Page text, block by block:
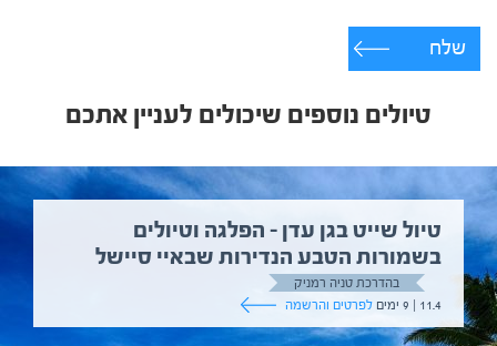
שלח
טיולים נוספים שיכולים לעניין אתכם
טיול שייט בגן עדן – הפלגה וטיולים
בשמורות הטבע הנדירות שבאיי סיישל
בהדרכת טניה רמניק
11.4 | 9 ימים
לפרטים והרשמה